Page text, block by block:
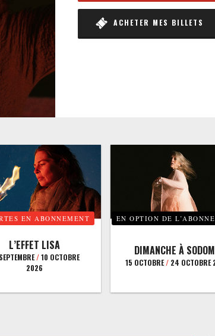
ACHETER MES BILLETS
EN ABONNEMENT
L’EFFET LISA
/10 OCTOBRE
2026
EN OPTION DE
DIMANCHE À
15 OCTOBRE/24 OCTOBRE